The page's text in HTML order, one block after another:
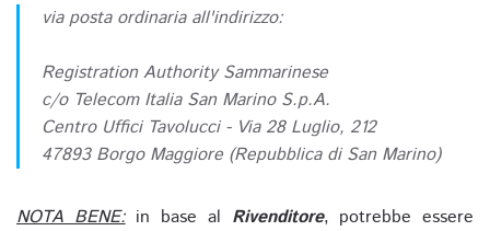
via posta ordinaria all'indirizzo:
Registration Authority Sammarinese
c/o Telecom Italia San Marino S.p.A.
Centro Uffici Tavolucci - Via 28 Luglio, 212
47893 Borgo Maggiore (Repubblica di San Marino)
NOTA BENE:in base al Rivenditore, potrebbe essere